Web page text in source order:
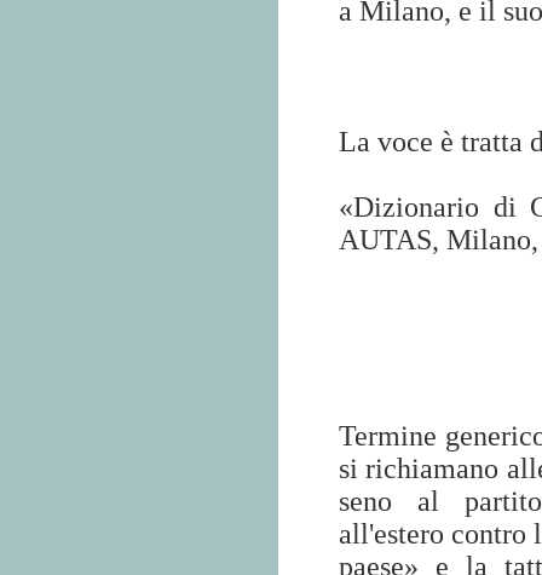
a Milano, e il
La voce è tratta
«Dizionario di
AUTAS,
Termine
si richiamano
seno al
all'estero contro
paese» e la